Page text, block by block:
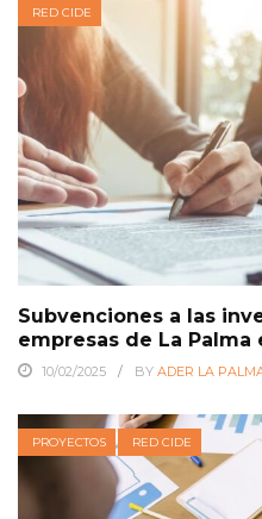
RED CIDE
Subvenciones a las
empresas de La Palma
10/02/2025 BY ADER LA
PROYECTOS RED CIDE